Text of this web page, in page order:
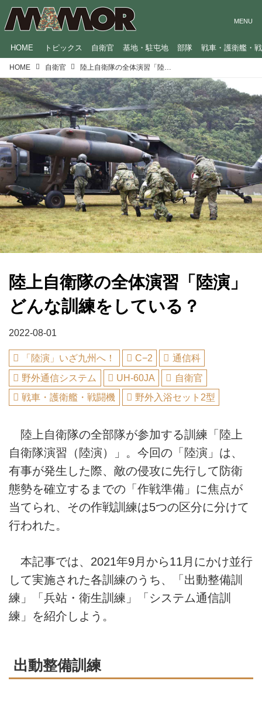
HOME トピックス 自衛官 基地・駐屯地 部隊 戦車・護衛艦・
HOME 自衛官
陸上自衛隊の全体演習「陸演」
どんな訓練をしている？
2022-08-01
「陸演」いざ九州へ！ C−2
通信科
野外通信システム
UH-60JA
自衛官
戦車・護衛艦・戦闘機
野外入浴セット2型
陸上自衛隊の全部隊が参加する訓練「陸上
自衛隊演習（陸演）」。今回の「陸演」は、
有事が発生した際、敵の侵攻に先行して防衛
態勢を確立するまでの「作戦準備」に焦点が
当てられ、その作戦訓練は5つの区分に分けて
行われた。
本記事では、2021年9月から11月にかけ並行
して実施された各訓練のうち、「出動整備訓
練」「兵站・衛生訓練」「システム通信訓
練」を紹介しよう。
出動整備訓練